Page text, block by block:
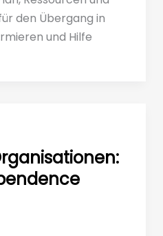
den Übergang in
und Hilfe